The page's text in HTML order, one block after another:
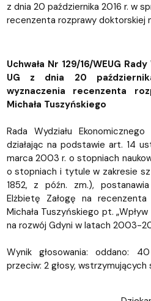
z dnia 20 października 2016 r. w
recenzenta rozprawy doktorskiej
Uchwała Nr 129/16/WEUG
UG z dnia 20
wyznaczenia recenzenta
Michała Tuszyńskiego
Rada Wydziału
działając na podstawie art. 14
marca 2003 r. o stopniach
o stopniach i tytule w zakresie
1852, z późn. zm.),
Elżbietę Załogę na
Michała Tuszyńskiego pt.
na rozwój Gdyni w latach 2003-
Wynik głosowania: oddano:
przeciw: 2 głosy, wstrzymujących